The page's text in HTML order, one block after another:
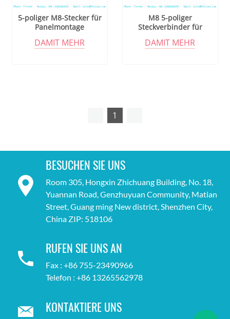
5-poliger M8-Stecker für
Panelmontage
DAMIT MEHR
M8 5-poliger
Steckverbinder für
DAMIT MEHR
1
BESUCHEN SIE UNS
Room 305, Hongxin Zhichuang Building, No. 18,
Yuannan Road, Genzhuyuan Community, Matian
Street, Guang ming New district, Shenzhen City,
China ZIP: 518106
RUFEN SIE UNS AN
Fax : +86 755-23490966
Telefon : +86 13265562978
KONTAKTIERE UNS